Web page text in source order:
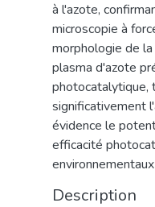
à l'azote,
microscopie à
morphologie de
plasma d'azote
photocatalytique,
significativement
évidence le
efficacité
Description